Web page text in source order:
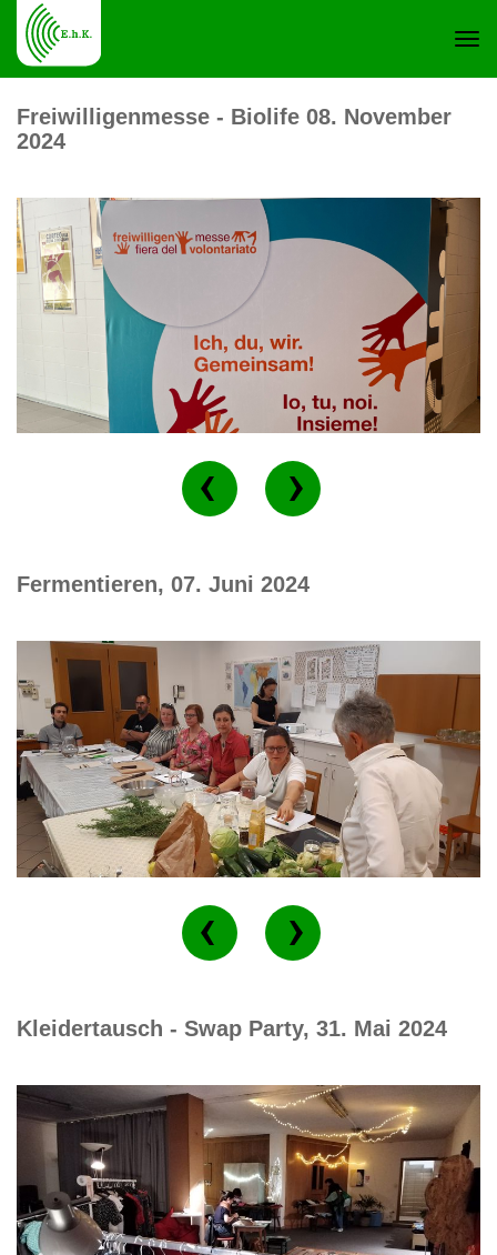
Freiwilligenmesse - Biolife 08. November
2024
Fermentieren, 07. Juni 2024
Kleidertausch - Swap Party, 31. Mai 2024